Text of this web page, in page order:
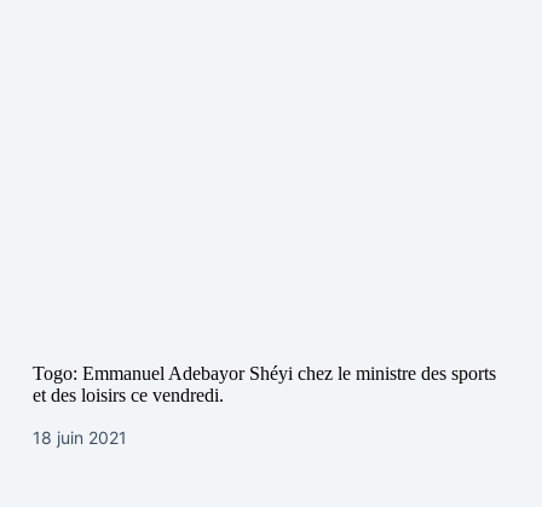
Togo: Emmanuel Adebayor Shéyi chez le ministre des sports
et des loisirs ce vendredi.
18 juin 2021